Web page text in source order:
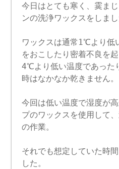
今日はとても寒く、霙ま
ンの洗浄ワックスをしまし
ワックスは通常1℃より低
をおこしたり密着不良を
4℃より低い温度であった
時はなかなか乾きません。
今回は低い温度で湿度が
プのワックスを使用して
の作業。
それでも想定していた時
した。